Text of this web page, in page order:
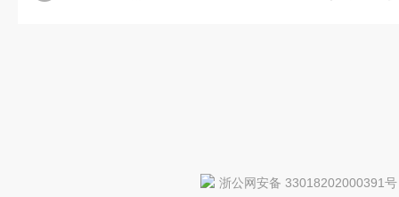
浙公网安备 33018202000391号